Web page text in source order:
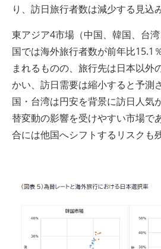
り、訪日旅行者数は減少する見込
東アジア4市場（中国、韓国、台
国では海外旅行者数が前年比15.1
まれるものの、旅行先は日本以外
かい、訪日需要は縮小すると予測
国・台湾は円安を背景に訪日人気
替変動の影響を受けやすい市場で
合には他国へシフトするリスクも残